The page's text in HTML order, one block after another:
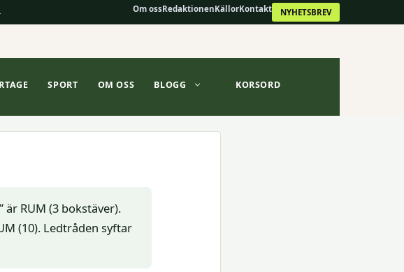
Om ossRedaktionenKällorKontakt NYHETSBREV
SPORT OM OSS BLOGG KORSORD
RUM (3 bokstäver).
(10). Ledtråden syftar